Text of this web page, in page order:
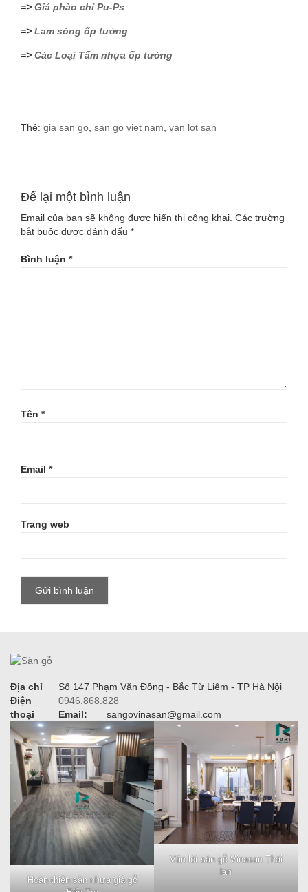
=> Giá phào chỉ Pu-Ps
=> Lam sóng ốp tường
=> Các Loại Tấm nhựa ốp tường
Thẻ: gia san go san go viet nam van lot san
Để lại một bình luận
Email của bạn sẽ không được hiển thị công khai. Các trường
bắt buộc được đánh dấu *
Bình luận *
Tên *
Email *
Trang web
Địa chỉ
Số 147 Phạm Văn Đồng - Bắc Từ Liêm - TP Hà Nội
Điện
thoại
0946.868.828
Email:
sangovinasan@gmail.com
Hoàn thiện sàn nhựa giả gỗ
Ván lót sàn gỗ Vinasan Thái
lan